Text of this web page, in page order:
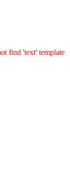
find 'text' template